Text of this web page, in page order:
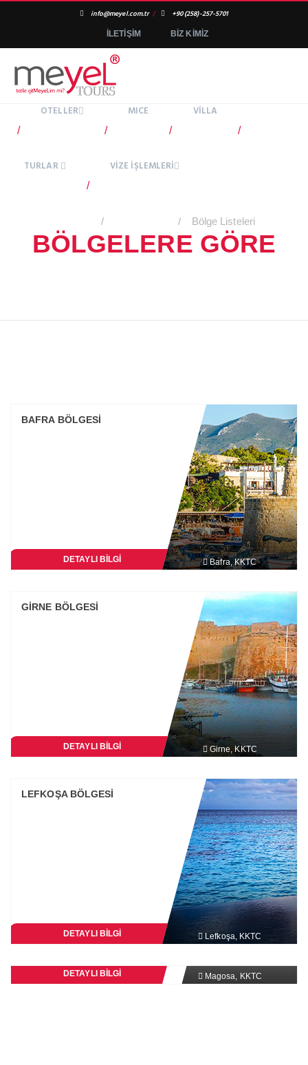
info@meyel.com.tr / +90 (258)-257-5701
İLETİŞİM BİZ KİMİZ
/
OTELLER
/
MICE
/
VİLLA
/
TURLAR
/
VİZE İŞLEMLERİ
/ / Bölge Listeleri
BÖLGELERE GÖRE
Bafra, KKTC
BAFRA BÖLGESİ
DETAYLI BİLGİ
Girne, KKTC
GİRNE BÖLGESİ
DETAYLI BİLGİ
Lefkoşa, KKTC
LEFKOŞA BÖLGESİ
DETAYLI BİLGİ
Magosa, KKTC
DETAYLI BİLGİ